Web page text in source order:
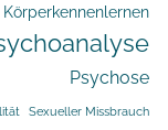
Körperkennenlernen
Psychose
Sexueller Missbrauch